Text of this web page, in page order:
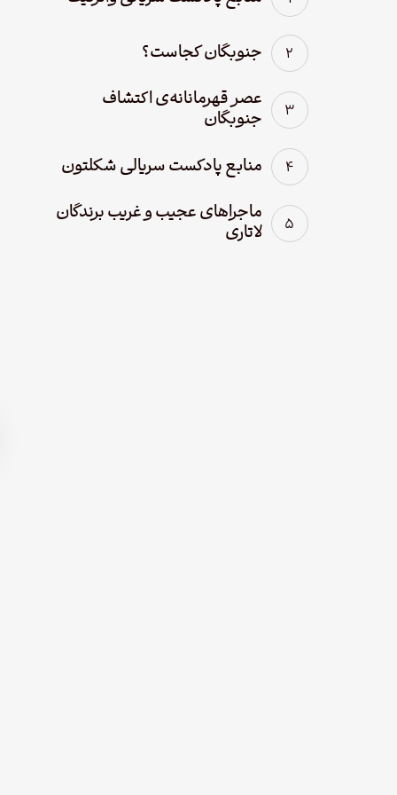
جنوبگان کجاست؟
عصر قهرمانانه‌ی اکتشاف
جنوبگان
منابع پادکست سریالی شکلتون
ماجراهای عجیب و غریب برندگان
لاتاری